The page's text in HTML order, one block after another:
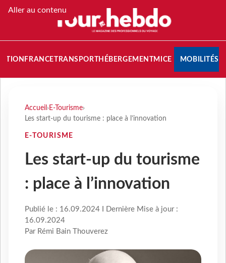
Aller au contenu
FRANCETRANSPORT HÉBERGEMENTMICE MOBILITÉS
Accueil › E-Tourisme›
Les start-up du tourisme : place à l’innovation
E-TOURISME
Les start-up du tourisme
: place à l’innovation
Publié le : 16.09.2024 I Dernière Mise à jour :
16.09.2024
Par Rémi Bain Thouverez